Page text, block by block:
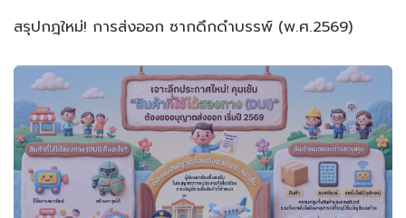
สรุปกฎใหม่! การส่งออก ซากดึกดำบรรพ์ (พ.ศ.2569)